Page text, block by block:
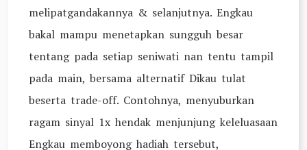
melipatgandakannya & selanjutnya. Engkau
bakal mampu menetapkan sungguh besar
tentang pada setiap seniwati nan tentu tampil
pada main, bersama alternatif Dikau tulat
beserta trade-off. Contohnya, menyuburkan
ragam sinyal 1x hendak menjunjung keleluasaan
Engkau memboyong hadiah tersebut,